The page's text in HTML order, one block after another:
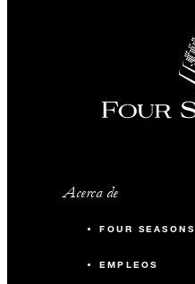
Acerca de
FOUR SEASONS
EMPLEOS